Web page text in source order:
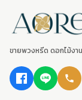
ขายพวงหรีด ดอกไม้งา